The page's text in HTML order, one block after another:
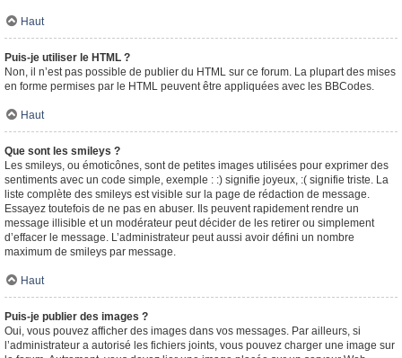
Haut
Puis-je utiliser le HTML ?
Non, il n’est pas possible de publier du HTML sur ce forum. La plupart des mises
en forme permises par le HTML peuvent être appliquées avec les BBCodes.
Haut
Que sont les smileys ?
Les smileys, ou émoticônes, sont de petites images utilisées pour exprimer des
sentiments avec un code simple, exemple : :) signifie joyeux, :( signifie triste. La
liste complète des smileys est visible sur la page de rédaction de message.
Essayez toutefois de ne pas en abuser. Ils peuvent rapidement rendre un
message illisible et un modérateur peut décider de les retirer ou simplement
d’effacer le message. L’administrateur peut aussi avoir défini un nombre
maximum de smileys par message.
Haut
Puis-je publier des images ?
Oui, vous pouvez afficher des images dans vos messages. Par ailleurs, si
l’administrateur a autorisé les fichiers joints, vous pouvez charger une image sur